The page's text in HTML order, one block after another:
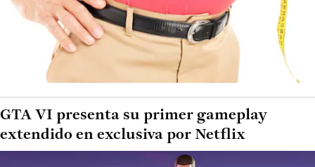
GTA VI presenta su primer gameplay
extendido en exclusiva por Netflix